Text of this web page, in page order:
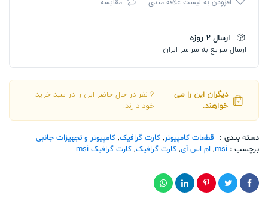
آی
4070
Ti
TRIO
12G
تعداد
ارسال 2 روزه
ارسال سریع به سراسر ایران
دیگران این را می
خواهند.
6 نفر در حال حاضر این را در سبد خرید
خود دارند.
دسته بندی : قطعات کامپیوتر, کارت گرافیک, کامپیوتر و تجهیزات جانبی
برچسب : msi
, ام اس آی, کارت گرافیک, کارت گرافیک msi